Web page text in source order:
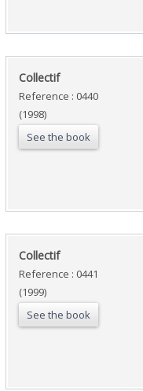
‎Collectif‎
Reference : 0440
(1998)
See the book
‎Collectif‎
Reference : 0441
(1999)
See the book